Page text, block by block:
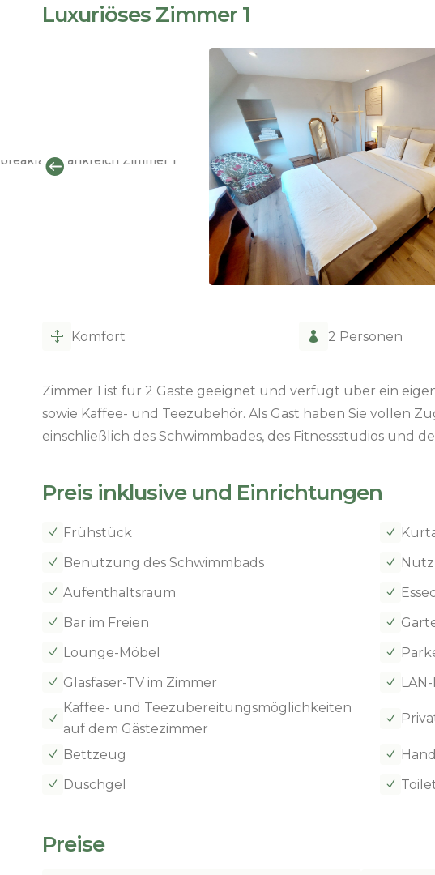
Luxuriöses Zimmer 1

 Komfort  2 Personen
Zimmer 1 ist für 2 Gäste geeignet und verfügt über ein
sowie Kaffee- und Teezubehör. Als Gast haben Sie vollen
einschließlich des Schwimmbades, des Fitnessstudios und
Preis inklusive und Einrichtungen
N Frühstück N
N Benutzung des Schwimmbads N
N Aufenthaltsraum N
N Bar im Freien N
N Lounge-Möbel N
N Glasfaser-TV im Zimmer N
N
Kaffee- und Teezubereitungsmöglichkeiten
auf dem Gästezimmer
N
N Bettzeug N
N Duschgel N
Preise